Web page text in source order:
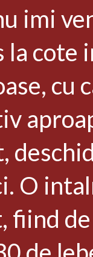
imi
la
cu
O
fiind